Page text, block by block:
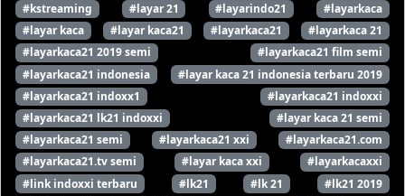
#kstreaming
#layar 21 #layarindo21
#layarkaca
#layar kaca
#layar kaca21 #layarkaca21
#layarkaca 21
#layarkaca21 2019 semi
#layarkaca21 film semi
#layarkaca21 indonesia
#layar kaca 21 indonesia terbaru 2019
#layarkaca21 indoxx1
#layarkaca21 indoxxi
#layarkaca21 lk21 indoxxi
#layar kaca 21 semi
#layarkaca21 semi
#layarkaca21 xxi
#layarkaca21.com
#layarkaca21.tv semi
#layar kaca xxi
#layarkacaxxi
#link indoxxi terbaru
#lk21 #lk 21
#lk21 2019